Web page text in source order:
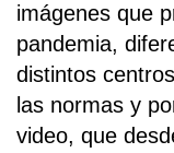
imágenes que
pandemia,
distintos
las normas y
video, que